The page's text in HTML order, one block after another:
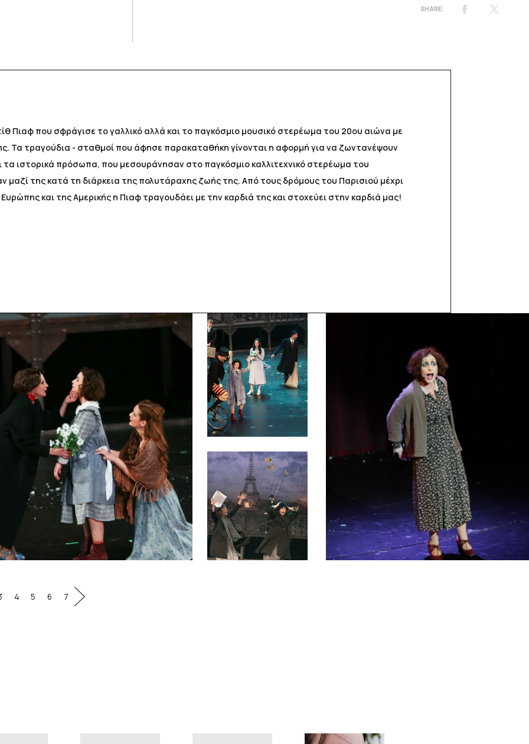
Πιαφ που σφράγισε το γαλλικό αλλά και το παγκόσμιο μουσικό στερέωμα του 20ου αιώνα με
Τα τραγούδια - σταθμοί που άφησε παρακαταθήκη γίνονται η αφορμή για να ζωντανέψουν
τα ιστορικά πρόσωπα, που μεσουράνησαν στο παγκόσμιο καλλιτεχνικό στερέωμα του
μαζί της κατά τη διάρκεια της πολυτάραχης ζωής της. Από τους δρόμους του Παρισιού μέχρι
και της Αμερικής η Πιαφ τραγουδάει με την καρδιά της και στοχεύει στην καρδιά μας!
4 5 6 7